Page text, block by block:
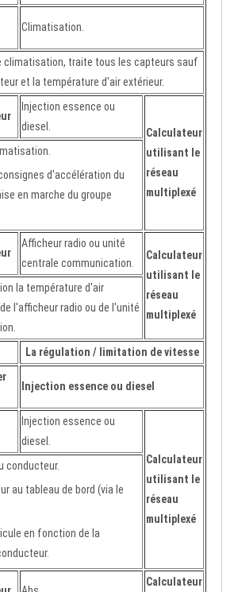
Climatisation.
climatisation, traite tous les capteurs sauf
et la température d'air extérieur.
Injection essence ou
diesel.
Calculateur
utilisant le
réseau
multiplexé
d'accélération du
en marche du groupe
Afficheur radio ou unité
centrale communication.
Calculateur
utilisant le
réseau
multiplexé
la température d'air
l'afficheur radio ou de l'unité
La régulation / limitation de vitesse
Injection essence ou diesel
Injection essence ou
diesel.
Calculateur
utilisant le
réseau
multiplexé
conducteur.
au tableau de bord (via le
en fonction de la
Calculateur